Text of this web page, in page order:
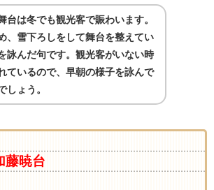
台は冬でも観光客で賑わいます。
、雪下ろしをして舞台を整えてい
詠んだ句です。観光客がいない時
ているので、早朝の様子を詠んで
しょう。
藤暁台